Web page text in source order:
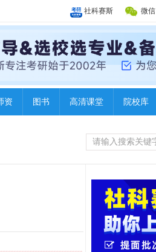
微信
社科赛斯
资 图书 高清课堂 院校库